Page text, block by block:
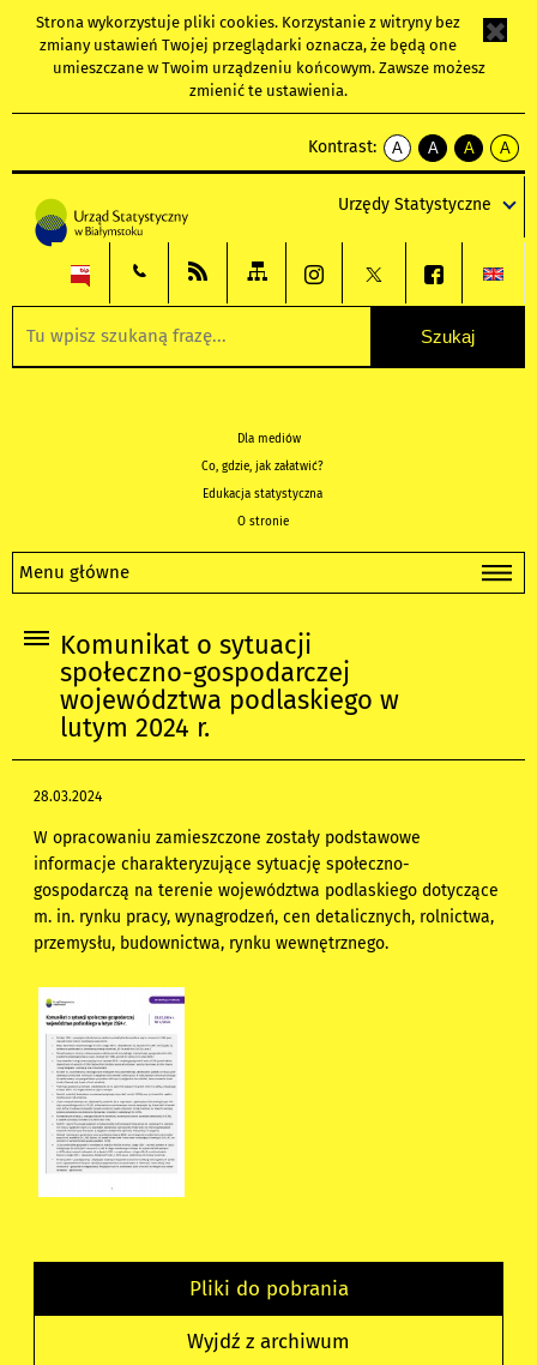
Strona wykorzystuje pliki cookies. Korzystanie z witryny bez
zmiany ustawień Twojej przeglądarki oznacza, że będą one
umieszczane w Twoim urządzeniu końcowym. Zawsze możesz
zmienić te ustawienia.
Kontrast:
A
kontrast
A
kontrast
tekst
czarnym
A
kontrast
tekst
czarnym
A
tekst
żółtym
Urzędy Statystyczne
Dla mediów
Co, gdzie, jak załatwić?
Edukacja statystyczna
O stronie
Menu główne
Komunikat o sytuacji
społeczno-gospodarczej
województwa podlaskiego w
lutym 2024 r.
28.03.2024
W opracowaniu zamieszczone zostały podstawowe
informacje charakteryzujące sytuację społeczno-
gospodarczą na terenie województwa podlaskiego dotyczące
m. in. rynku pracy, wynagrodzeń, cen detalicznych, rolnictwa,
przemysłu, budownictwa, rynku wewnętrznego.
Pliki do pobrania
Wyjdź z archiwum